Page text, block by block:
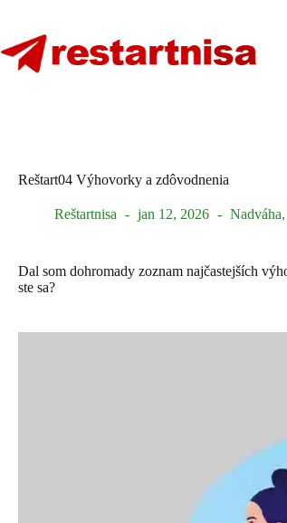
content
Reštart04 Výhovorky a zdôvodnenia
Reštartnisa jan 12, 2026 Nadváha,
Dal som dohromady zoznam najčastejších
ste sa?